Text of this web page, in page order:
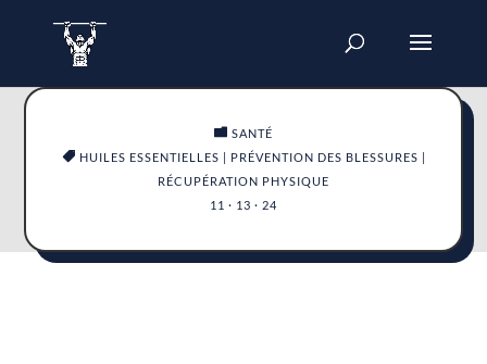
 SANTÉ
 HUILES ESSENTIELLES | PRÉVENTION DES BLESSURES |
RÉCUPÉRATION PHYSIQUE
11 · 13 · 24